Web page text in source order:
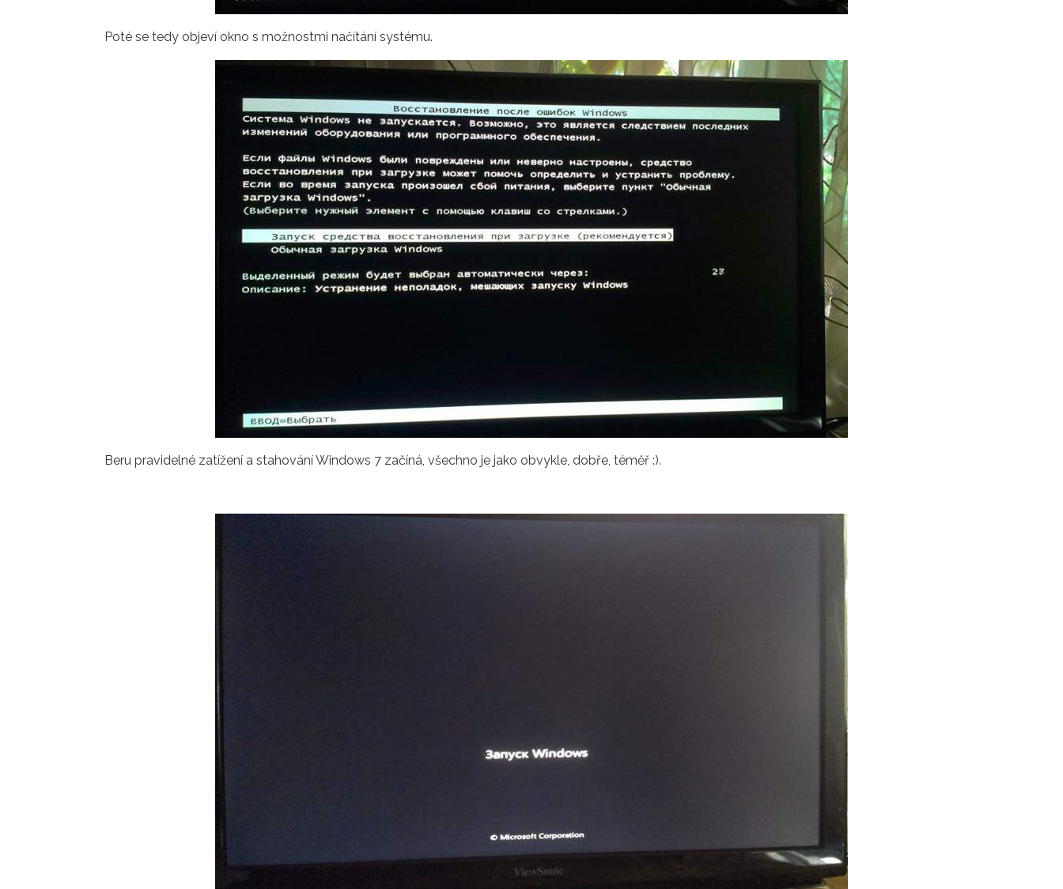
Poté se tedy objeví okno s možnostmi načítání systému.
Beru pravidelné zatížení a stahování Windows 7 začíná, všechno je jako obvykle, dobře, téměř :).